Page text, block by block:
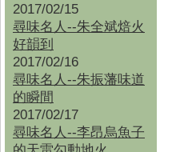
2017/02/15
尋味名人--朱全斌焙火
好韻到
2017/02/16
尋味名人--朱振藩味道
的瞬間
2017/02/17
尋味名人--李昂烏魚子